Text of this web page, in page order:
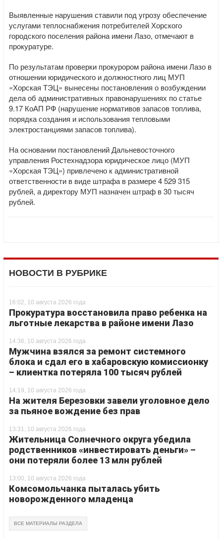
Выявленные нарушения ставили под угрозу обеспечение
услугами теплоснабжения потребителей Хорского
городского поселения района имени Лазо, отмечают в
прокуратуре.
По результатам проверки прокурором района имени Лазо в
отношении юридического и должностного лиц МУП
«Хорская ТЭЦ» вынесены постановления о возбуждении
дела об административных правонарушениях по статье
9.17 КоАП РФ (нарушение нормативов запасов топлива,
порядка создания и использования тепловыми
электростанциями запасов топлива).
На основании постановлений Дальневосточного
управления Ростехнадзора юридическое лицо (МУП
«Хорская ТЭЦ») привлечено к административной
ответственности в виде штрафа в размере 4 529 315
рублей, а директору МУП назначен штраф в 30 тысяч
рублей.
НОВОСТИ В РУБРИКЕ
16:02, 10 августа 2026 года
Прокуратура восстановила право ребенка на
льготные лекарства в районе имени Лазо
14:36, 10 августа 2026 года
Мужчина взялся за ремонт системного
блока и сдал его в хабаровскую комиссионку
– клиентка потеряла 100 тысяч рублей
14:19, 10 августа 2026 года
На жителя Березовки завели уголовное дело
за пьяное вождение без прав
13:31, 10 августа 2026 года
Жительница Солнечного округа убедила
родственников «инвестировать деньги» –
они потеряли более 13 млн рублей
13:00, 10 августа 2026 года
Комсомольчанка пыталась убить
новорожденного младенца
ВСЕ МАТЕРИАЛЫ РАЗДЕЛА